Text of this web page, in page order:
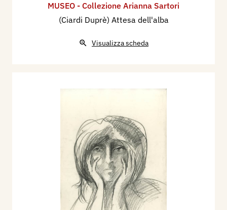
MUSEO - Collezione Arianna Sartori
(Ciardi Duprè) Attesa dell'alba
Visualizza scheda